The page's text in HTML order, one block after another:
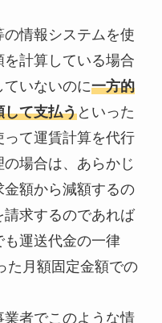
情報システムを使
計算している場合
いないのに一方的
して支払うといった
て運賃計算を代行
場合は、あらかじ
額から減額するの
求するのであれば
も運送代金の一律
た月額固定金額での
者でこのような情